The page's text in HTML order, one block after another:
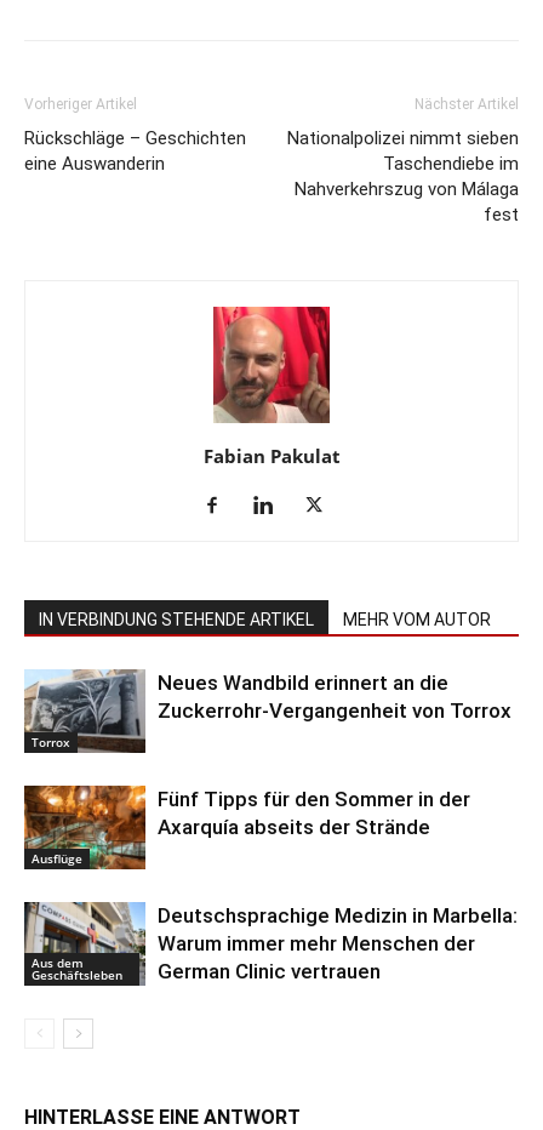
Vorheriger Artikel
Rückschläge – Geschichten
eine Auswanderin
Nächster Artikel
Nationalpolizei nimmt sieben
Taschendiebe im
Nahverkehrszug von Málaga
fest
Fabian Pakulat
IN VERBINDUNG STEHENDE ARTIKEL MEHR VOM AUTOR
Torrox
Neues Wandbild erinnert an die
Zuckerrohr-Vergangenheit von Torrox
Ausflüge
Fünf Tipps für den Sommer in der
Axarquía abseits der Strände
Aus dem
Geschäftsleben
Deutschsprachige Medizin in Marbella:
Warum immer mehr Menschen der
German Clinic vertrauen
HINTERLASSE EINE ANTWORT